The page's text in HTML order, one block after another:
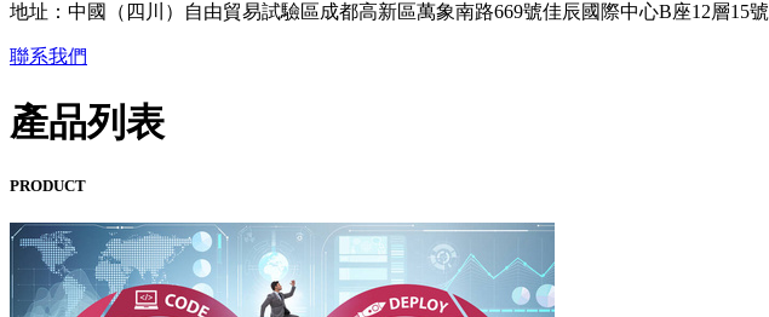
地址：中國（四川）自由貿易試驗區成都高新區萬象南路669號佳辰國際中心B座12層15號
聯系我們
產品列表
PRODUCT